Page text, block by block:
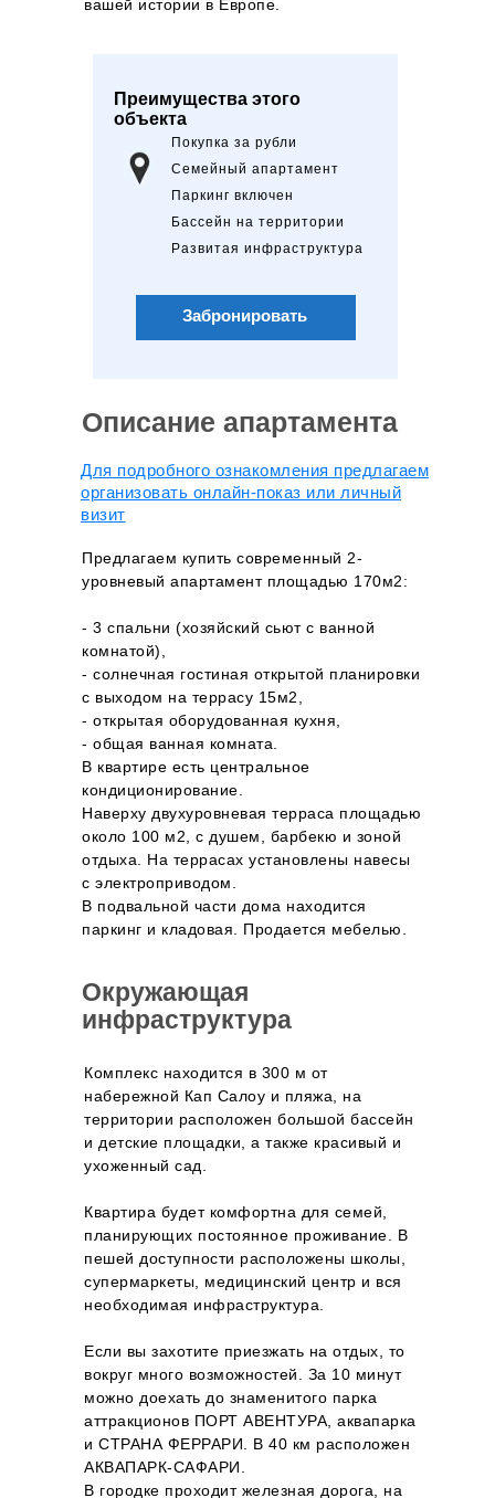
вашей истории в Европе.
Преимущества этого
объекта
Забронировать
Покупка за рубли
Семейный апартамент
Паркинг включен
Бассейн на территории
Развитая инфраструктура
Описание апартамента
Для подробного ознакомления предлагаем
организовать онлайн-показ или личный
визит
Предлагаем купить современный 2-
уровневый апартамент площадью 170м2:
- 3 спальни (хозяйский сьют с ванной
комнатой),
- солнечная гостиная открытой планировки
с выходом на террасу 15м2,
- открытая оборудованная кухня,
- общая ванная комната.
В квартире есть центральное
кондиционирование.
Наверху двухуровневая терраса площадью
около 100 м2, с душем, барбекю и зоной
отдыха. На террасах установлены навесы
с электроприводом.
В подвальной части дома находится
паркинг и кладовая. Продается мебелью.
Окружающая
инфраструктура
Комплекс находится в 300 м от
набережной Кап Салоу и пляжа, на
территории расположен большой бассейн
и детские площадки, а также красивый и
ухоженный сад.
Квартира будет комфортна для семей,
планирующих постоянное проживание. В
пешей доступности расположены школы,
супермаркеты, медицинский центр и вся
необходимая инфраструктура.
Если вы захотите приезжать на отдых, то
вокруг много возможностей. За 10 минут
можно доехать до знаменитого парка
аттракционов ПОРТ АВЕНТУРА, аквапарка
и СТРАНА ФЕРРАРИ. В 40 км расположен
АКВАПАРК-САФАРИ.
В городке проходит железная дорога, на